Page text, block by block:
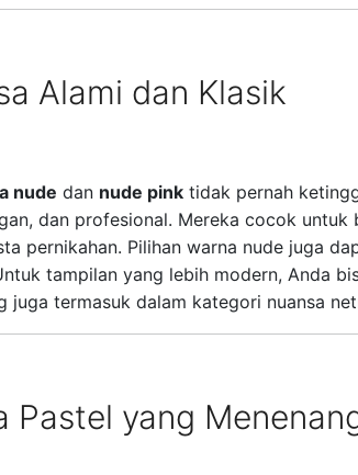
Alami dan Klasik
nude dan nude pink tidak pernah
dan profesional. Mereka cocok
pernikahan. Pilihan warna nude juga
tampilan yang lebih modern, Anda
juga termasuk dalam kategori nuansa
Pastel yang